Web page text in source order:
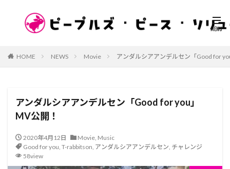
HOME NEWS Movie アンダルシアアンデルセン「Good for
アンダルシアアンデルセン「Good for you」
MV公開！
2020年4月12日 Movie, Music
Good for you, T-rabbitson, アンダルシアアンデルセン, チャレンジ
58view